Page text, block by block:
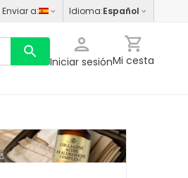
Enviar a: Idioma:Español
Iniciar sesiónMi cesta